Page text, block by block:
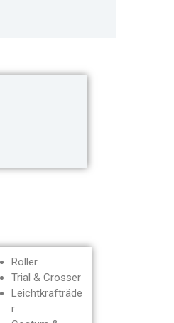
Roller
Trial & Crosser
Leichtkrafträde
r